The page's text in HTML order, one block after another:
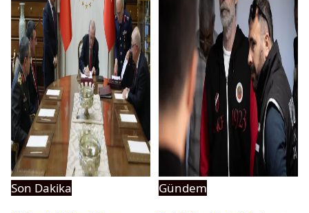
Son Dakika
Gündem